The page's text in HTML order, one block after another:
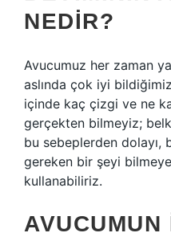
NEDIR?
Avucumuz her zaman
aslında çok iyi
içinde kaç çizgi ve ne
gerçekten bilmeyiz;
bu sebeplerden
gereken bir şeyi
kullanabiliriz.
AVUCUMUN